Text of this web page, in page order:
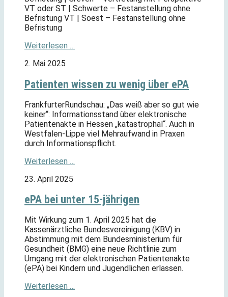
VT oder ST | Schwerte – Festanstellung ohne
Befristung VT | Soest – Festanstellung ohne
Befristung
Weiterlesen …
2. Mai 2025
Patienten wissen zu wenig über ePA
FrankfurterRundschau: „Das weiß aber so gut wie
keiner“: Informationsstand über elektronische
Patientenakte in Hessen „katastrophal“. Auch in
Westfalen-Lippe viel Mehraufwand in Praxen
durch Informationspflicht.
Weiterlesen …
23. April 2025
ePA bei unter 15-jährigen
Mit Wirkung zum 1. April 2025 hat die
Kassenärztliche Bundesvereinigung (KBV) in
Abstimmung mit dem Bundesministerium für
Gesundheit (BMG) eine neue Richtlinie zum
Umgang mit der elektronischen Patientenakte
(ePA) bei Kindern und Jugendlichen erlassen.
Weiterlesen …